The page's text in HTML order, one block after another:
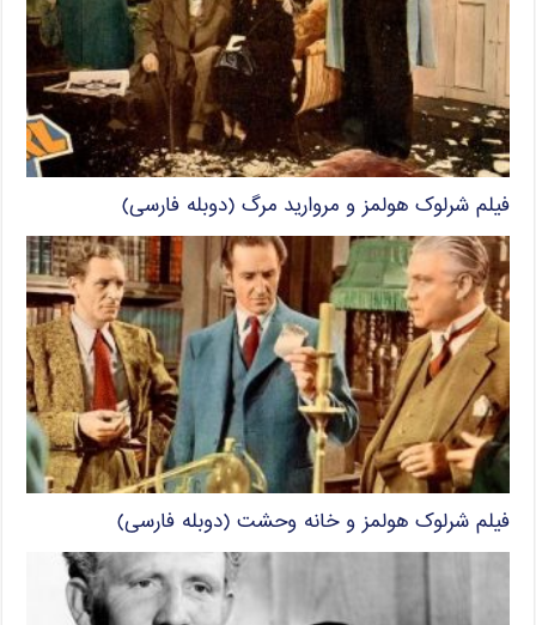
فیلم شرلوک هولمز و مروارید مرگ (دوبله فارسی)
فیلم شرلوک هولمز و خانه وحشت (دوبله فارسی)